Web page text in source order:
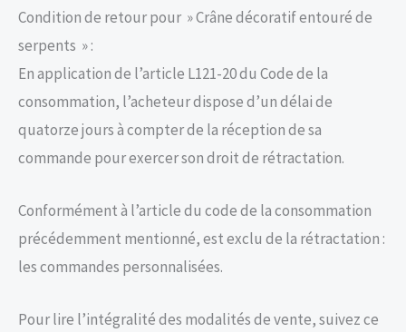
Condition de retour pour » Crâne décoratif entouré de
serpents » :
En application de l’article L121-20 du Code de la
consommation, l’acheteur dispose d’un délai de
quatorze jours à compter de la réception de sa
commande pour exercer son droit de rétractation.
Conformément à l’article du code de la consommation
précédemment mentionné, est exclu de la rétractation :
les commandes personnalisées.
Pour lire l’intégralité des modalités de vente, suivez ce